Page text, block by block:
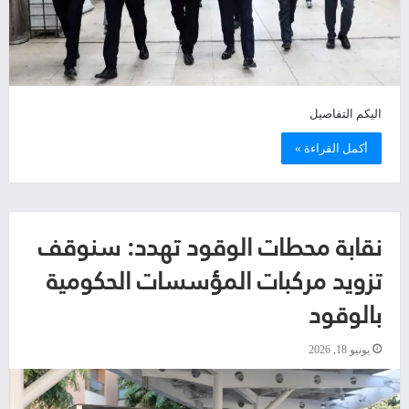
اليكم التفاصيل
أكمل القراءة »
نقابة محطات الوقود تهدد: سنوقف
تزويد مركبات المؤسسات الحكومية
بالوقود
يونيو 18, 2026